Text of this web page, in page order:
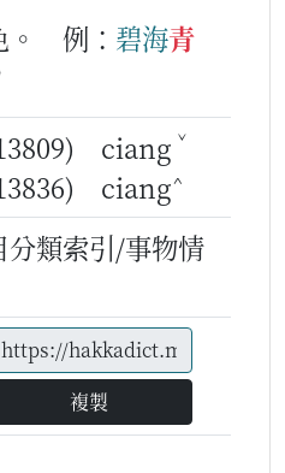
例： 碧海青
ciang ˇ
ciang^
分類索引/事物情
複製